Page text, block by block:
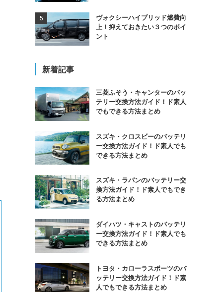
ヴォクシーハイブリッド燃費向
上！抑えておきたい３つのポイ
ント
新着記事
三菱ふそう・キャンターのバッ
テリー交換方法ガイド！ド素人
でもできる方法まとめ
スズキ・クロスビーのバッテリ
ー交換方法ガイド！ド素人でも
できる方法まとめ
スズキ・ラパンのバッテリー交
換方法ガイド！ド素人でもでき
る方法まとめ
ダイハツ・キャストのバッテリ
ー交換方法ガイド！ド素人でも
できる方法まとめ
トヨタ・カローラスポーツのバ
ッテリー交換方法ガイド！ド素
人でもできる方法まとめ